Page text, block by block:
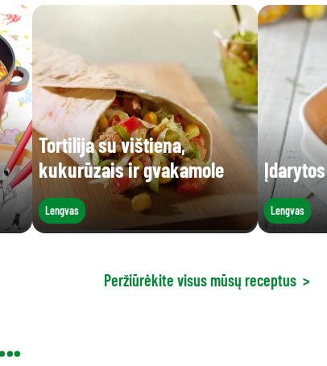
Tortilija su vištiena,
kukurūzais ir gvakamole
Lengvas Lengvas
Peržiūrėkite visus mūsų receptus >